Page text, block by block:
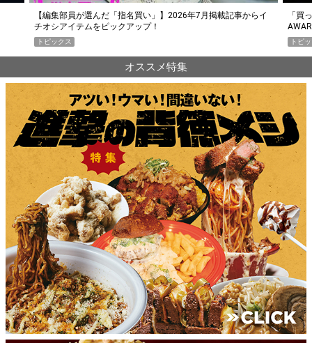
「買って損なし」の極上スマホ5選【GoodsPress 2026上半期
AWARD】
トピックス
薄着
PR
オススメ特集